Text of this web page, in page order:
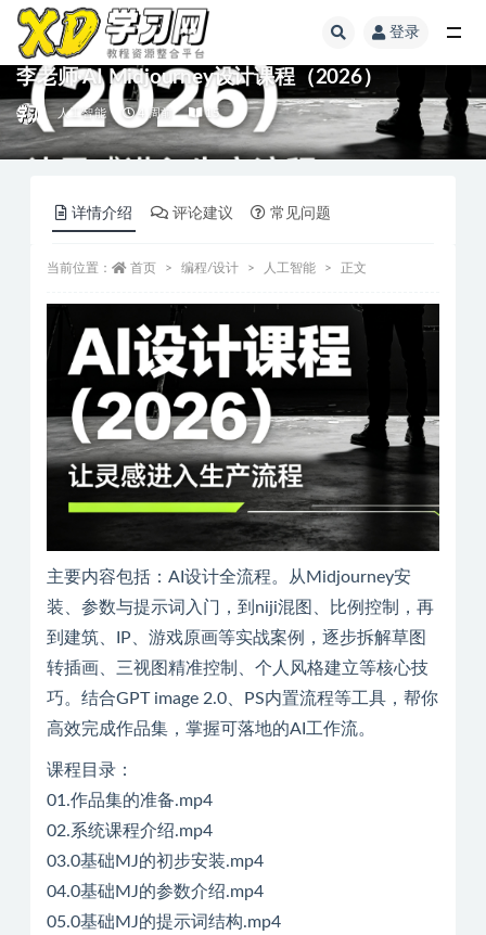
登录
李老师·AI Midjourney设计课程（2026）
人工智能 4 周前 15
详情介绍 评论建议 常见问题
当前位置： 首页 编程/设计 人工智能 正文
主要内容包括：AI设计全流程。从Midjourney安
装、参数与提示词入门，到niji混图、比例控制，再
到建筑、IP、游戏原画等实战案例，逐步拆解草图
转插画、三视图精准控制、个人风格建立等核心技
巧。结合GPT image 2.0、PS内置流程等工具，帮你
高效完成作品集，掌握可落地的AI工作流。
课程目录：
01.作品集的准备.mp4
02.系统课程介绍.mp4
03.0基础MJ的初步安装.mp4
04.0基础MJ的参数介绍.mp4
05.0基础MJ的提示词结构.mp4